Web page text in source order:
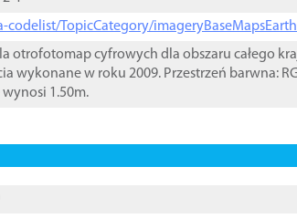
TopicCategory/
otrofotomap cyfrowych dla obszaru całego
wykonane w roku 2009. Przestrzeń barwna:
1.50m.